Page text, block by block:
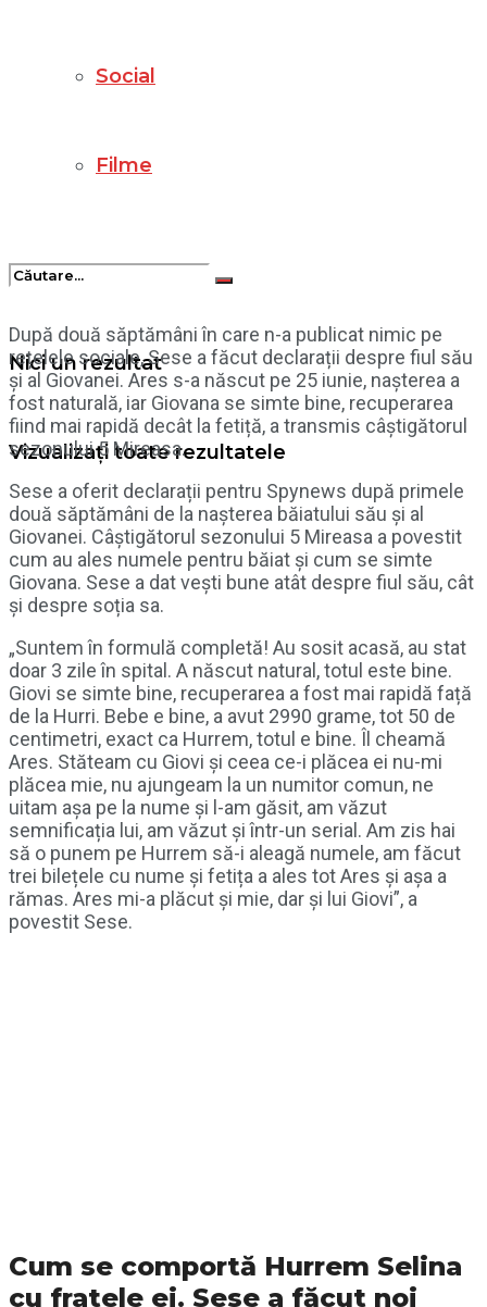
Social
Filme
Nici un rezultat
Vizualizați toate rezultatele
După două săptămâni în care n-a publicat nimic pe
rețelele sociale, Sese a făcut declarații despre fiul său
și al Giovanei. Ares s-a născut pe 25 iunie, nașterea a
fost naturală, iar Giovana se simte bine, recuperarea
fiind mai rapidă decât la fetiță, a transmis câștigătorul
sezonului 5 Mireasa.
Sese a oferit declarații pentru Spynews după primele
două săptămâni de la nașterea băiatului său și al
Giovanei. Câștigătorul sezonului 5 Mireasa a povestit
cum au ales numele pentru băiat și cum se simte
Giovana. Sese a dat vești bune atât despre fiul său, cât
și despre soția sa.
„Suntem în formulă completă! Au sosit acasă, au stat
doar 3 zile în spital. A născut natural, totul este bine.
Giovi se simte bine, recuperarea a fost mai rapidă față
de la Hurri. Bebe e bine, a avut 2990 grame, tot 50 de
centimetri, exact ca Hurrem, totul e bine. Îl cheamă
Ares. Stăteam cu Giovi și ceea ce-i plăcea ei nu-mi
plăcea mie, nu ajungeam la un numitor comun, ne
uitam așa pe la nume și l-am găsit, am văzut
semnificația lui, am văzut și într-un serial. Am zis hai
să o punem pe Hurrem să-i aleagă numele, am făcut
trei bilețele cu nume și fetița a ales tot Ares și așa a
rămas. Ares mi-a plăcut și mie, dar și lui Giovi”, a
povestit Sese.
Cum se comportă Hurrem Selina
cu fratele ei. Sese a făcut noi